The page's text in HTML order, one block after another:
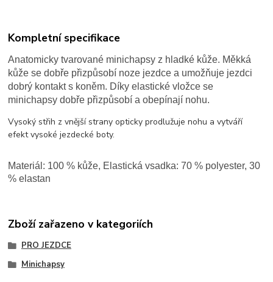
Kompletní specifikace
Anatomicky tvarované minichapsy z hladké kůže. Měkká
kůže se dobře přizpůsobí noze jezdce a umožňuje jezdci
dobrý kontakt s koněm. Díky elastické vložce se
minichapsy dobře přizpůsobí a obepínají nohu.
Vysoký střih z vnější strany opticky prodlužuje nohu a vytváří
efekt vysoké jezdecké boty.
Materiál : 100 % kůže, Elastická vsadka: 70 % polyester, 30
% elastan
Zboží zařazeno v kategoriích
PRO JEZDCE
Minichapsy